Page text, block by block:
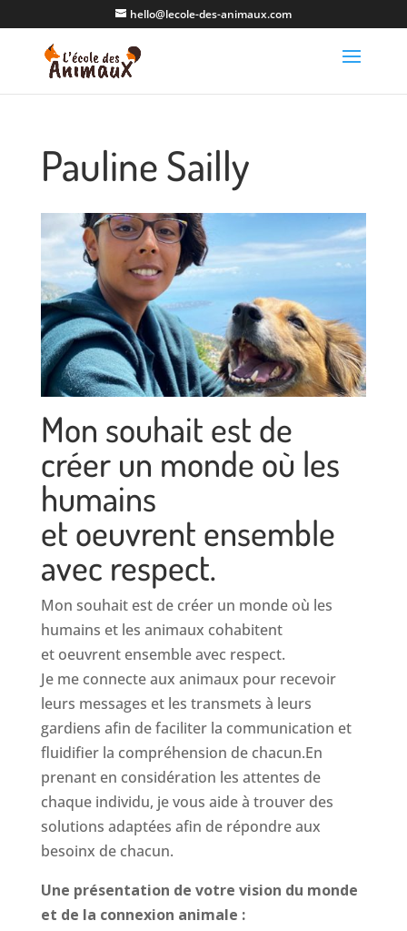
hello@lecole-des-animaux.com
Pauline Sailly
Mon souhait est de
créer un monde où les
humains
et oeuvrent ensemble
avec respect.
Mon souhait est de créer un monde où les
humains et les animaux cohabitent
et oeuvrent ensemble avec respect.
Je me connecte aux animaux pour recevoir
leurs messages et les transmets à leurs
gardiens afin de faciliter la communication et
fluidifier la compréhension de chacun.En
prenant en considération les attentes de
chaque individu, je vous aide à trouver des
solutions adaptées afin de répondre aux
besoinx de chacun.
Une présentation de votre vision du monde
et de la connexion animale :